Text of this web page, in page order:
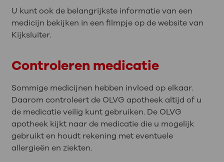
U kunt ook de belangrijkste informatie van een
medicijn bekijken in een filmpje op de website van
Kijksluiter.
Controleren medicatie
Sommige medicijnen hebben invloed op elkaar.
Daarom controleert de OLVG apotheek altijd of u
de medicatie veilig kunt gebruiken. De OLVG
apotheek kijkt naar de medicatie die u mogelijk
gebruikt en houdt rekening met eventuele
allergieën en ziekten.